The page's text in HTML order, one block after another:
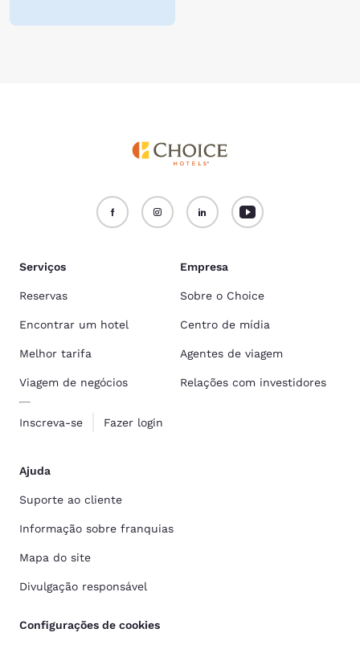
Serviços
Reservas
Encontrar um hotel
Melhor tarifa
Viagem de negócios
Inscreva-se Fazer login
Empresa
Sobre o Choice
Centro de mídia
Agentes de viagem
Relações com investidores
Ajuda
Suporte ao cliente
Informação sobre franquias
Mapa do site
Divulgação responsável
Configurações de cookies